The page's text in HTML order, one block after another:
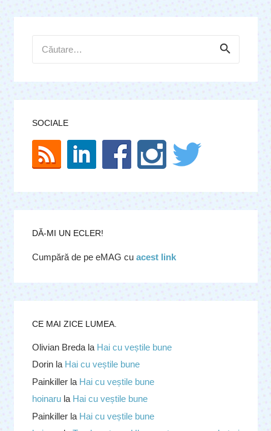
după:
SOCIALE
DĂ-MI UN ECLER!
Cumpără de pe eMAG cu acest link
CE MAI ZICE LUMEA.
Olivian Bredala Hai cu veștile bune
Dorinla Hai cu veștile bune
Painkillerla Hai cu veștile bune
hoinarula Hai cu veștile bune
Painkillerla Hai cu veștile bune